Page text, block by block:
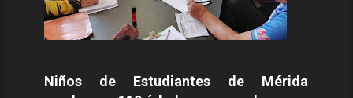
Niños de Estudiantes de Mérida